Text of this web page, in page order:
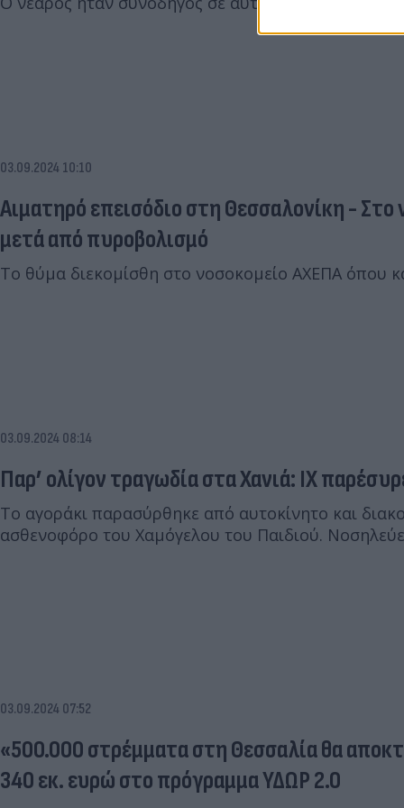
03.09.2024 10:10
Αιματηρό επεισόδιο στη Θεσσαλονίκη - Στο
μετά από πυροβολισμό
Το θύμα διεκομίσθη στο νοσοκομείο ΑΧΕΠΑ όπου
03.09.2024 08:14
Παρ’ ολίγον τραγωδία στα Χανιά: ΙΧ
Το αγοράκι παρασύρθηκε από αυτοκίνητο και
ασθενοφόρο του Χαμόγελου του Παιδιού.
03.09.2024 07:52
«500.000 στρέμματα στη Θεσσαλία θα
340 εκ. ευρώ στο πρόγραμμα ΥΔΩΡ 2.0